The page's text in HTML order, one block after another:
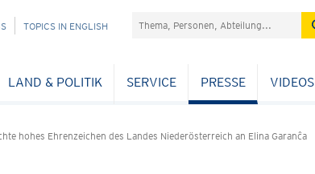
TOPICS IN ENGLISH Suchefeld
LAND & POLITIK SERVICE PRESSE VIDEOS
hohes Ehrenzeichen des Landes Niederösterreich an Elina Garanĉa